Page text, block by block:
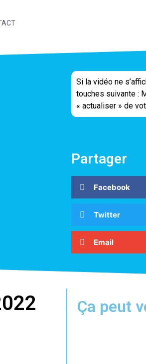
Si la vidéo ne
touches suivante :
« actualiser » de
Partager
Facebook
Twitter
Email
Ça peut